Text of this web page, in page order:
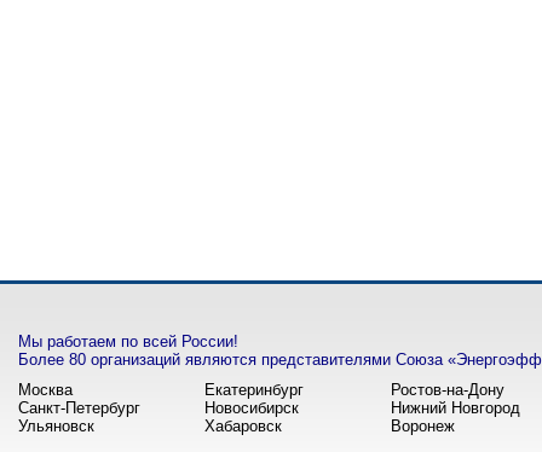
Мы работаем по всей России!
Более 80 организаций являются представителями Союза
Москва
Екатеринбург
Ростов-на-Дону
Санкт-Петербург
Новосибирск
Нижний Новгород
Ульяновск
Хабаровск Воронеж